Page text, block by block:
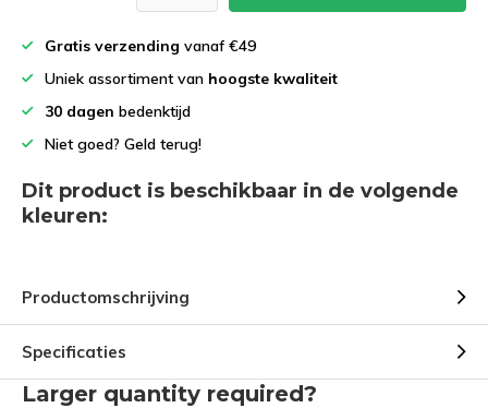
Gratis verzending vanaf €49
Uniek assortiment van hoogste kwaliteit
30 dagen bedenktijd
Niet goed? Geld terug!
Dit product is beschikbaar in de volgende
kleuren:
Productomschrijving
Specificaties
Larger quantity required?